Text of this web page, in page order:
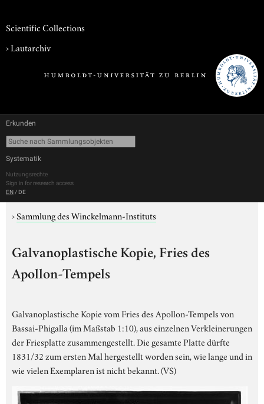
Scientific Collections
›Lautarchiv
Erkunden
Systematik
Nutzungsrechte
Sign in for research access
EN / DE
›Sammlung des Winckelmann-Instituts
Galvanoplastische Kopie, Fries des
Apollon-Tempels
Galvanoplastische Kopie vom Fries des Apollon-Tempels von
Bassai-Phigalla (im Maßstab 1:10), aus einzelnen Verkleinerungen
der Friesplatte zusammengestellt. Die gesamte Platte dürfte
1831/32 zum ersten Mal hergestellt worden sein, wie lange und in
wie vielen Exemplaren ist nicht bekannt. (VS)